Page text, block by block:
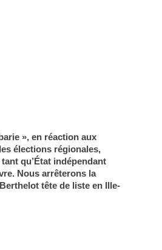
», en réaction aux
élections régionales,
qu’État indépendant
Nous arrêterons la
tête de liste en Ille-